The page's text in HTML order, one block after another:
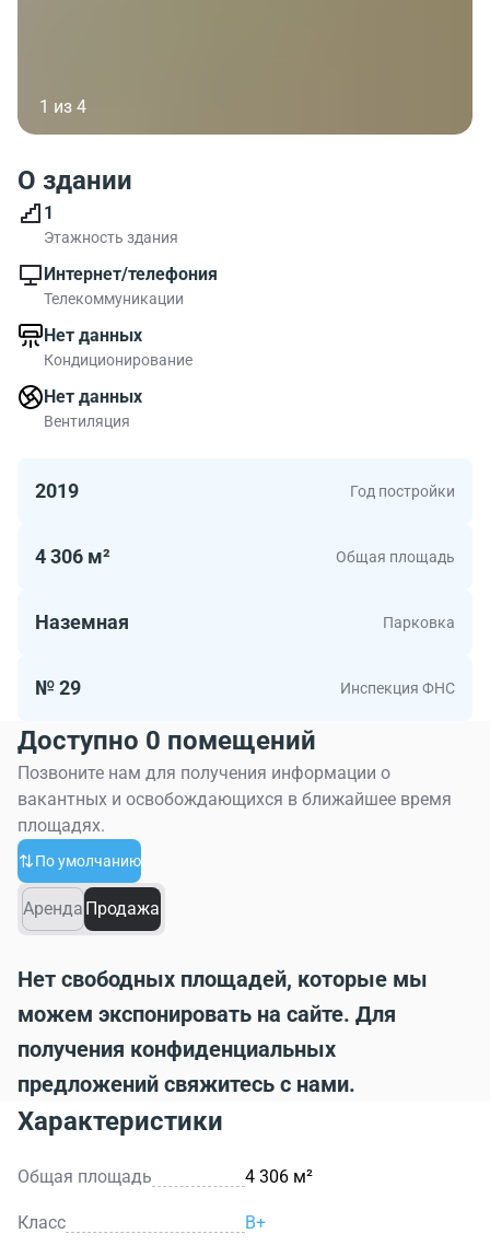
1 из 4
О здании
1
Этажность здания
Интернет/телефония
Телекоммуникации
Нет данных
Кондиционирование
Нет данных
Вентиляция
2019 Год постройки
4 306 м² Общая площадь
Наземная Парковка
№ 29 Инспекция ФНС
Доступно 0 помещений
Позвоните нам для получения информации о
вакантных и освобождающихся в ближайшее время
площадях.
По умолчанию
Аренда Продажа
Нет свободных площадей, которые мы
можем экспонировать на сайте. Для
получения конфиденциальных
предложений свяжитесь с нами.
Характеристики
Общая площадь 4 306 м²
Класс B+